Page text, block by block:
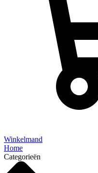
Winkelmand
Home
Categorieën